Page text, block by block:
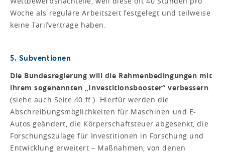
Woche als reguläre Arbeitszeit festgelegt und teilweise
keine Tarifverträge haben.
5. Subventionen
Die Bundesregierung will die Rahmenbedingungen mit
ihrem sogenannten „Investitionsbooster“ verbessern
(siehe auch Seite 40 ff.). Hierfür werden die
Abschreibungsmöglichkeiten für Maschinen und E-
Autos geändert, die Körperschaftsteuer abgesenkt, die
Forschungszulage für Investitionen in Forschung und
Entwicklung erweitert – Maßnahmen, von denen